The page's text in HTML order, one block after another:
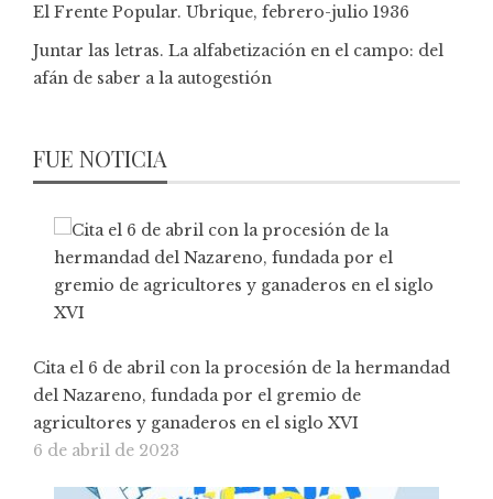
El Frente Popular. Ubrique, febrero-julio 1936
Juntar las letras. La alfabetización en el campo: del
afán de saber a la autogestión
FUE NOTICIA
Cita el 6 de abril con la procesión de la hermandad
del Nazareno, fundada por el gremio de
agricultores y ganaderos en el siglo XVI
6 de abril de 2023